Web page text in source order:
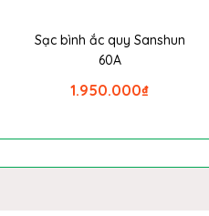
Sạc bình ắc quy Sanshun
60A
₫
1.950.000